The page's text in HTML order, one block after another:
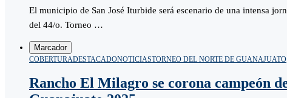
El municipio de San José Iturbide será escenario de una intensa
del 44/o. Torneo …
Marcador
COBERTURADESTACADONOTICIASTORNEO DEL NORTE DE GUANAJUATO
Rancho El Milagro se corona campeón